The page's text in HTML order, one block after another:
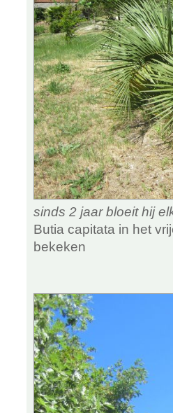
sinds 2 jaar bloeit hij
Butia capitata in het
bekeken